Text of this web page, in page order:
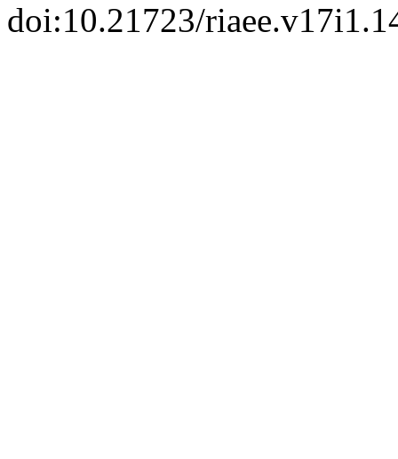
doi:10.21723/